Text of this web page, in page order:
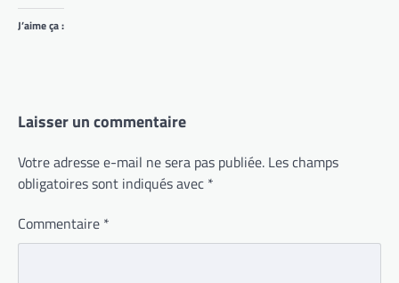
J’aime ça :
Laisser un commentaire
Votre adresse e-mail ne sera pas publiée. Les champs
obligatoires sont indiqués avec *
Commentaire *